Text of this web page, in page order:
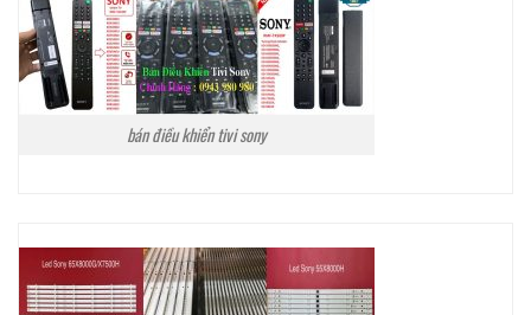
bán điều khiển tivi sony